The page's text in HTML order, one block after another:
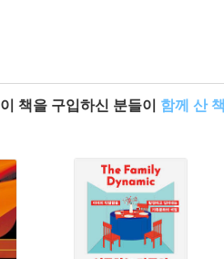
이 책을 구입하신 분들이 함께 산 책